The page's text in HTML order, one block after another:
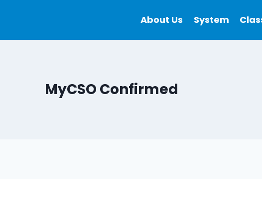
About Us System
MyCSO Confirmed